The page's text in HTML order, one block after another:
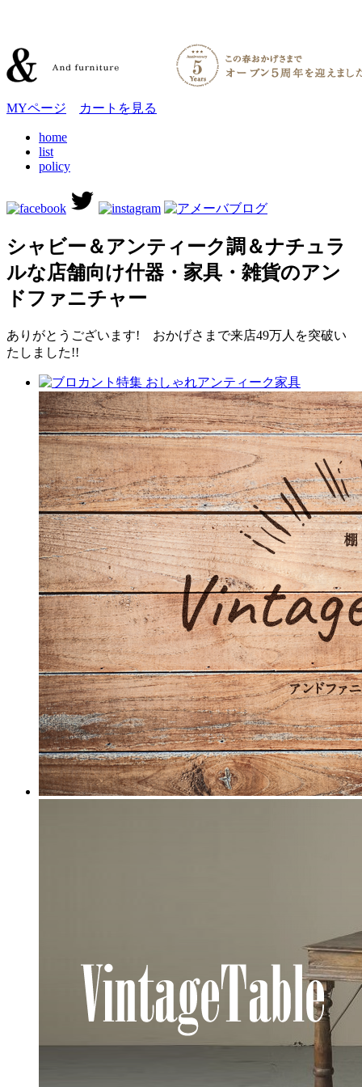
MYページ カートを見る
home
list
policy
シャビー＆アンティーク調＆ナチュラ
ルな店舗向け什器・家具・雑貨のアン
ドファニチャー
ありがとうございます! おかげさまで来店49万人を突破い
たしました!!